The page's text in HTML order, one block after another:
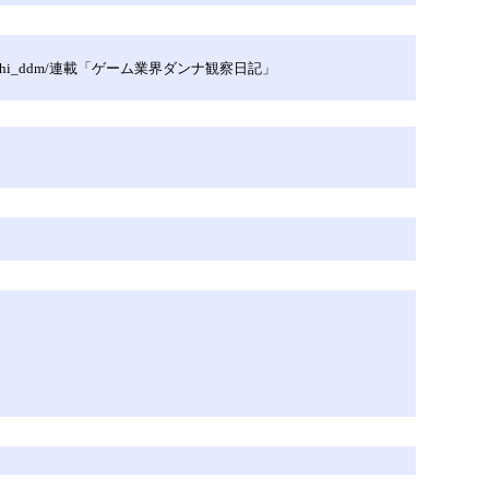
連載「ゲーム業界ダンナ観察日記」